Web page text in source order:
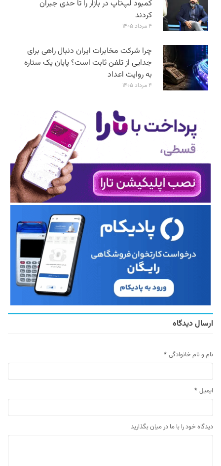
کمبود لپ‌تاپ در بازار را تا حدی جبران
کردند
۴ مرداد ۱۴۰۵
چرا شرکت مخابرات ایران دنبال راهی برای
جدایی از تلفن ثابت است؟ پایان یک ستاره
به روایت اعداد
۴ مرداد ۱۴۰۵
ارسال دیدگاه
نام و نام خانوادگی *
ایمیل *
دیدگاه خود را با ما در میان بگذارید